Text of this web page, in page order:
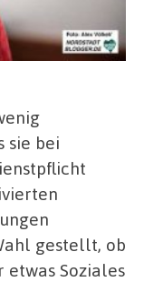
sie bei
gestellt, ob
etwas Soziales